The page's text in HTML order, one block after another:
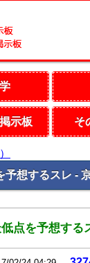
示板 そ
想するスレ -
点を予想する